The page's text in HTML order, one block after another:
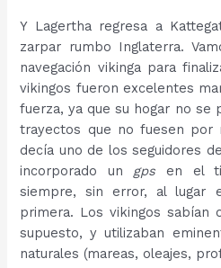
Y Lagertha regresa a
zarpar rumbo Inglaterra.
navegación vikinga para
vikingos fueron excelentes
fuerza, ya que su hogar no se
trayectos que no fuesen por
decía uno de los seguidores
incorporado un gps en el
siempre, sin error, al lugar
primera. Los vikingos sabían
supuesto, y utilizaban
naturales (mareas, oleajes,